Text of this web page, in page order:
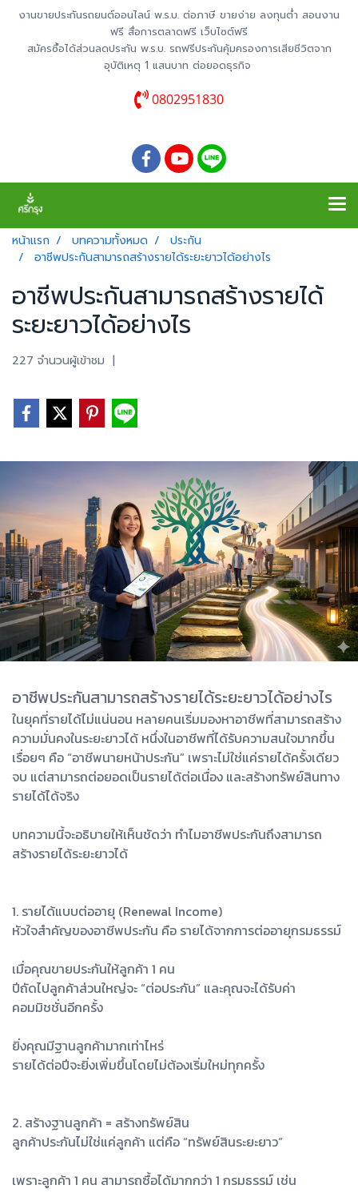
งานขายประกันรถยนต์ออนไลน์ พ.ร.บ. ต่อภาษี ขายง่าย ลงทุนต่ำ สอนงาน
ฟรี สื่อการตลาดฟรี เว็บไซต์ฟรี
สมัครซื้อได้ส่วนลดประกัน พ.ร.บ. รถฟรีประกันคุ้มครองการเสียชีวิตจาก
อุบัติเหตุ 1 แสนบาท ต่อยอดธุรกิจ
0802951830
หน้าแรก บทความทั้งหมด
ประกัน
อาชีพประกันสามารถสร้างรายได้ระยะยาวได้อย่างไร
อาชีพประกันสามารถสร้างรายได้
ระยะยาวได้อย่างไร
227 จำนวนผู้เข้าชม |
อาชีพประกันสามารถสร้างรายได้ระยะยาวได้อย่างไร
ในยุคที่รายได้ไม่แน่นอน หลายคนเริ่มมองหาอาชีพที่สามารถสร้าง
ความมั่นคงในระยะยาวได้ หนึ่งในอาชีพที่ได้รับความสนใจมากขึ้น
เรื่อยๆ คือ “อาชีพนายหน้าประกัน” เพราะไม่ใช่แค่รายได้ครั้งเดียว
จบ แต่สามารถต่อยอดเป็นรายได้ต่อเนื่อง และสร้างทรัพย์สินทาง
รายได้ได้จริง
บทความนี้จะอธิบายให้เห็นชัดว่า ทำไมอาชีพประกันถึงสามารถ
สร้างรายได้ระยะยาวได้
1. รายได้แบบต่ออายุ (Renewal Income)
หัวใจสำคัญของอาชีพประกัน คือ รายได้จากการต่ออายุกรมธรรม์
เมื่อคุณขายประกันให้ลูกค้า 1 คน
ปีถัดไปลูกค้าส่วนใหญ่จะ “ต่อประกัน” และคุณจะได้รับค่า
คอมมิชชั่นอีกครั้ง
ยิ่งคุณมีฐานลูกค้ามากเท่าไหร่
รายได้ต่อปีจะยิ่งเพิ่มขึ้นโดยไม่ต้องเริ่มใหม่ทุกครั้ง
2. สร้างฐานลูกค้า = สร้างทรัพย์สิน
ลูกค้าประกันไม่ใช่แค่ลูกค้า แต่คือ “ทรัพย์สินระยะยาว”
เพราะลูกค้า 1 คน สามารถซื้อได้มากกว่า 1 กรมธรรม์ เช่น